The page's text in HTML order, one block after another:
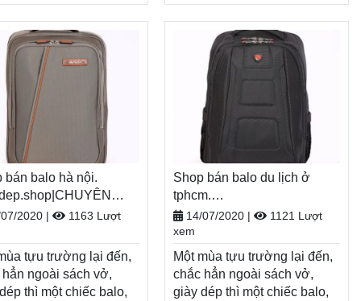
lượng cho một năm
đầy tươi sáng.
dịp năm học
Balodep.shop tri ân
hàng với những
trình ưu đãi, khuyến
cùng hấp dẫn và đa
sản phẩm.
shop
nữ đẹp ở
Balo-Túi xách. Giao
quốc, Miễn phí đổi
thanh toán tiền khi
hàng
Xem thêm
năng lượng cho một năm
học mới đầy tươi sáng.
Nhân dịp năm học
mới, Balodep.shop tri ân
khách hàng với những
chương trình ưu đãi, khuyến
mãi vô cùng hấp dẫn và đa
dạng sản phẩm.
Balodep.shop|Chuyên shop
bán balo nam đẹp ở
tphcm, Balo-Túi xách. Giao
hàng toàn quốc, Miễn phí đổi
trả hàng, thanh toán tiền khi
nhận hàng
Xem thêm
bán balo hà nội.
TÚI XÁCH–VALI ĐẸP
2020 |
1163 Lượt
tựu trường lại đến,
ngoài sách vở,
thì một chiếc balo,
Shop bán balo du lịch ở
tphcm.
Balodep.shop|CHUYÊN
BALO-TÚI XÁCH–VALI ĐẸP
14/07/2020 |
1121 Lượt
xem
Một mùa tựu trường lại đến,
chắc hẳn ngoài sách vở,
giày dép thì một chiếc balo,